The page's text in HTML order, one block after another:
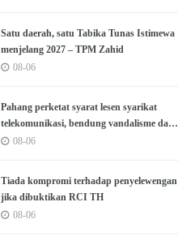
Satu daerah, satu Tabika Tunas Istimewa
menjelang 2027 – TPM Zahid
08-06
Pahang perketat syarat lesen syarikat
telekomunikasi, bendung vandalisme dan
kecurian
08-06
Tiada kompromi terhadap penyelewengan
jika dibuktikan RCI TH
08-06